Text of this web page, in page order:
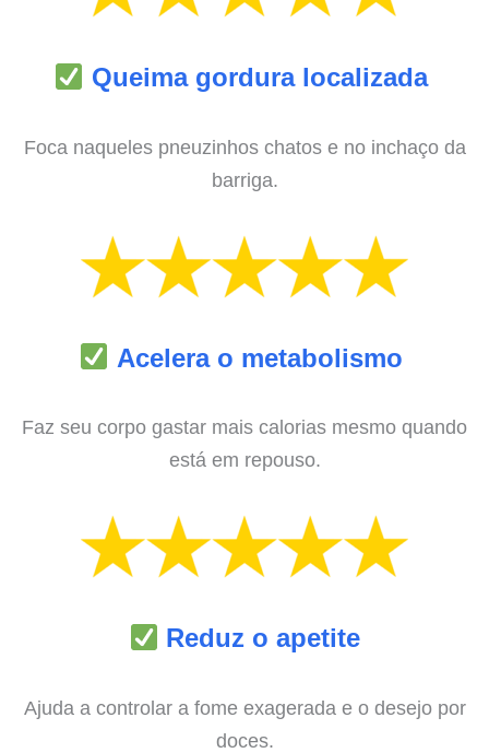
Queima gordura localizada
Foca naqueles pneuzinhos chatos e no inchaço da
barriga.
Acelera o metabolismo
Faz seu corpo gastar mais calorias mesmo quando
está em repouso.
Reduz o apetite
Ajuda a controlar a fome exagerada e o desejo por
doces.